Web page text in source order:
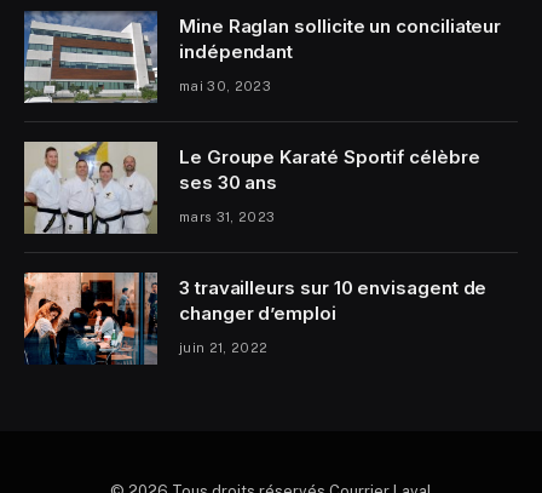
Mine Raglan sollicite un conciliateur
indépendant
mai 30, 2023
Le Groupe Karaté Sportif célèbre
ses 30 ans
mars 31, 2023
3 travailleurs sur 10 envisagent de
changer d’emploi
juin 21, 2022